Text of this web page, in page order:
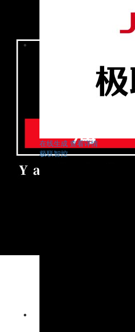
在线生成 查看详情
极联智控